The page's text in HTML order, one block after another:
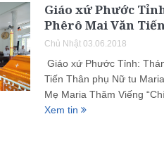
Giáo xứ Phước
Phêrô Mai Văn
Chủ Nhật 03.06.2018
Giáo xứ Phước Tỉnh:
Tiến Thân phụ Nữ tu
Mẹ Maria Thăm Viếng
Xem tin